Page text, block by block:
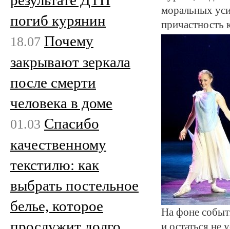
моральных
причастность
На фоне
и остаться не
погиб курянин
18.07 Почему
закрывают зеркала
после смерти
человека в доме
01.03 Спасибо
качественному
текстилю: как
выбрать постельное
белье, которое